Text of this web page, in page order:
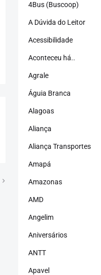
4Bus (Buscoop)
A Dúvida do Leitor
Acessibilidade
Aconteceu há..
Agrale
Águia Branca
Alagoas
Aliança
Aliança Transportes
Amapá
Amazonas
AMD
Angelim
Aniversários
ANTT
Apavel